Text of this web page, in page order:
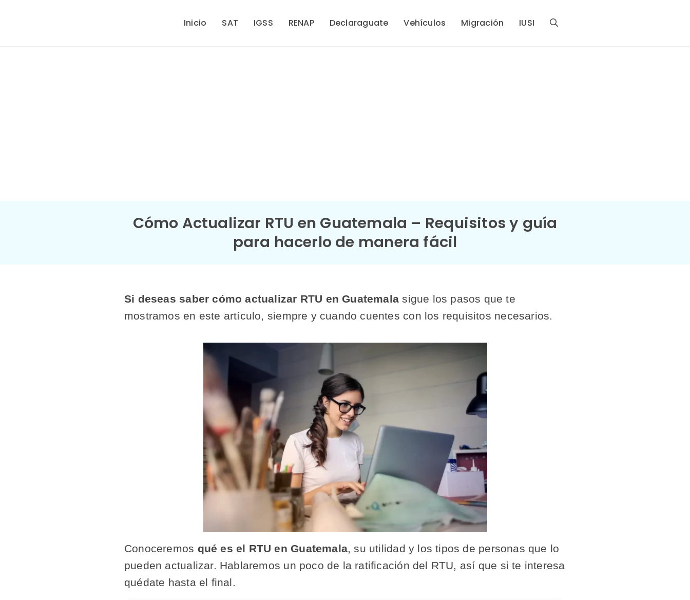
Inicio SAT IGSS RENAP Declaraguate Vehículos Migración IUSI
Cómo Actualizar RTU en Guatemala – Requisitos y guía
para hacerlo de manera fácil
Si deseas saber cómo actualizar RTU en Guatemalasigue los pasos que te
mostramos en este artículo, siempre y cuando cuentes con los requisitos necesarios.
Conoceremos qué es el RTU en Guatemala, su utilidad y los tipos de personas que lo
pueden actualizar. Hablaremos un poco de la ratificación del RTU, así que si te interesa
quédate hasta el final.